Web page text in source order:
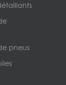
pneus